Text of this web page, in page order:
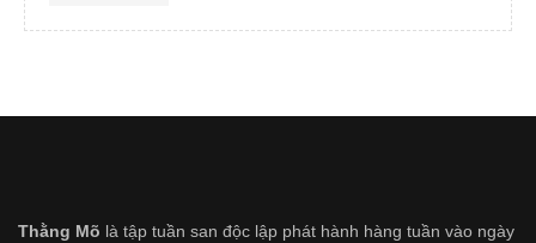
Thằng Mõ là tập tuần san độc lập phát hành hàng tuần vào ngày